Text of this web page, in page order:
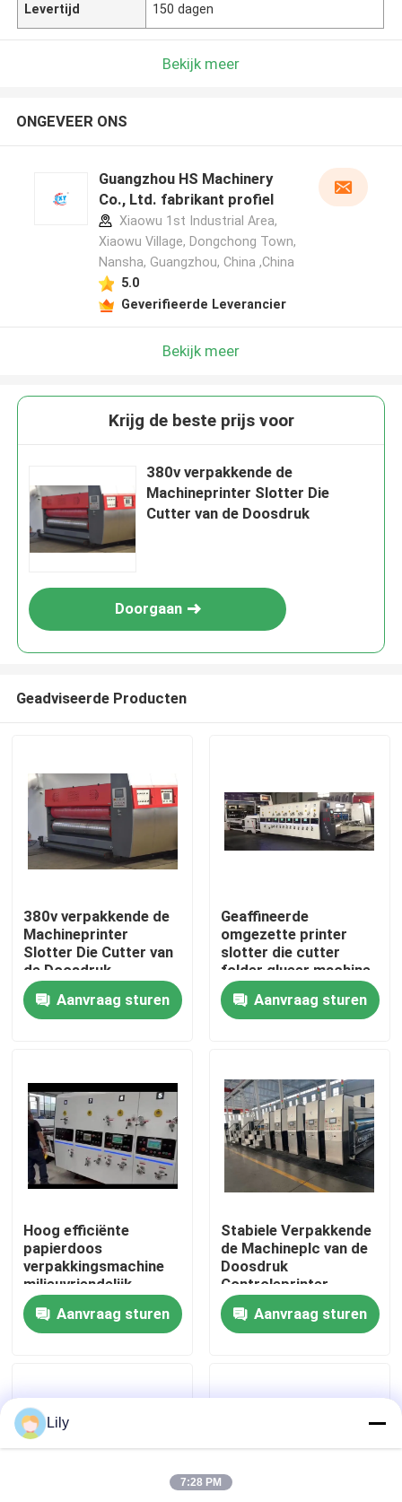
Huis
Video's
Ongeveer ons
Kwaliteitscontrole
Contacteer ons
Gevallen
de machine van de kartondruk
Levertijd 150 dagen
Bekijk meer
ONGEVEER ONS
Guangzhou HS Machinery
Co., Ltd. fabrikant profiel
Xiaowu 1st Industrial Area,
Xiaowu Village, Dongchong Town,
Nansha, Guangzhou, China ,China
5.0
Geverifieerde Leverancier
Bekijk meer
Krijg de beste prijs voor
380v verpakkende de
Machineprinter Slotter Die
Cutter van de Doosdruk
Doorgaan
Geadviseerde Producten
380v verpakkende de
Machineprinter
Slotter Die Cutter van
de Doosdruk
Aanvraag sturen
Geaffineerde
omgezette printer
slotter die cutter
folder glueer machine
Aanvraag sturen
Hoog efficiënte
papierdoos
verpakkingsmachine
milieuvriendelijk
Aanvraag sturen
Stabiele Verpakkende
de Machineplc van de
Doosdruk
Controleprinter
Slotter Die Cutter
Aanvraag sturen
Lily
7:28 PM